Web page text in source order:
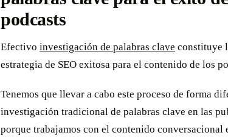
podcasts
Efectivo investigación de palabras clave constituye
estrategia de SEO exitosa para el contenido de los
Tenemos que llevar a cabo este proceso de forma
investigación tradicional de palabras clave en las
porque trabajamos con el contenido conversacional